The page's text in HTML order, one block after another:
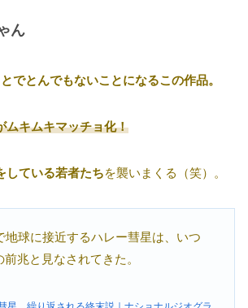
ん
でとんでもないことになるこの作品。
ムキムキマッチョ化！
している若者たちを襲いまくる（笑）。
球に接近するハレー彗星は、いつ
兆と見なされてきた。